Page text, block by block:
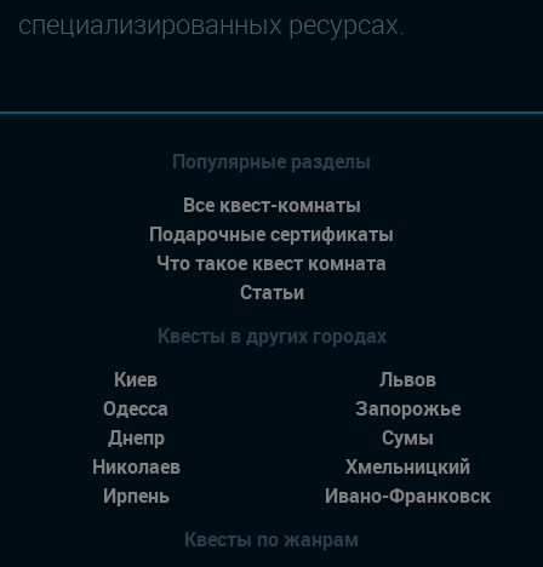
специализированных ресурсах.
Популярные разделы
Все квест-комнаты
Подарочные сертификаты
Что такое квест комната
Статьи
Квесты в других городах
Киев
Львов
Одесса
Запорожье
Днепр
Сумы
Николаев
Хмельницкий
Ирпень
Ивано-Франковск
Квесты по жанрам